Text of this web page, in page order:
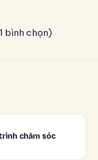
bình chọn)
chăm sóc